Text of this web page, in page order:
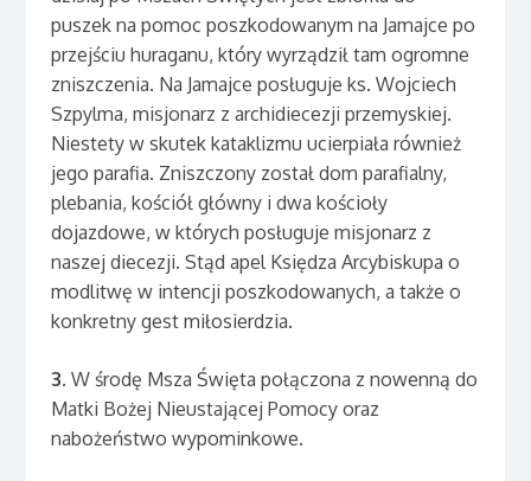
puszek na pomoc poszkodowanym na Jamajce po
przejściu huraganu, który wyrządził tam ogromne
zniszczenia. Na Jamajce posługuje ks. Wojciech
Szpylma, misjonarz z archidiecezji przemyskiej.
Niestety w skutek kataklizmu ucierpiała również
jego parafia. Zniszczony został dom parafialny,
plebania, kościół główny i dwa kościoły
dojazdowe, w których posługuje misjonarz z
naszej diecezji. Stąd apel Księdza Arcybiskupa o
modlitwę w intencji poszkodowanych, a także o
konkretny gest miłosierdzia.
3. W środę Msza Święta połączona z nowenną do
Matki Bożej Nieustającej Pomocy oraz
nabożeństwo wypominkowe.